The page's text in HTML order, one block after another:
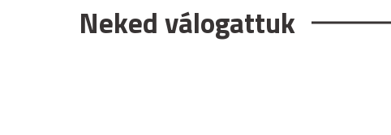
Neked válogattuk